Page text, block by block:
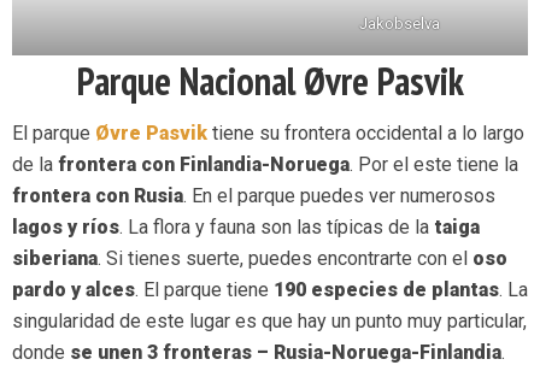
Jakobselva
Parque Nacional Øvre Pasvik
El parque Øvre Pasvik tiene su frontera occidental a lo largo
de la frontera con Finlandia-Noruega. Por el este tiene la
frontera con Rusia. En el parque puedes ver numerosos
lagos y ríos. La flora y fauna son las típicas de la taiga
siberiana. Si tienes suerte, puedes encontrarte con el oso
pardo y alces. El parque tiene 190 especies de plantas. La
singularidad de este lugar es que hay un punto muy particular,
donde se unen 3 fronteras – Rusia-Noruega-Finlandia.